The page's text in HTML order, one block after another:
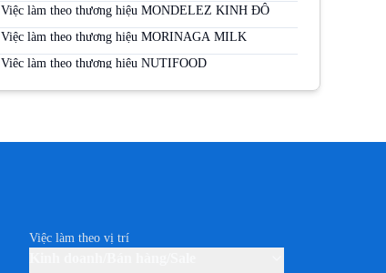
Việc làm theo thương hiệu MONDELEZ KINH ĐÔ
Việc làm theo thương hiệu MORINAGA MILK
Việc làm theo thương hiệu NUTIFOOD
Việc làm theo thương hiệu PERFETTI VAN MELLE
Việc làm theo thương hiệu SABECO
Việc làm theo thương hiệu TP-LINK
Việc làm theo vị trí